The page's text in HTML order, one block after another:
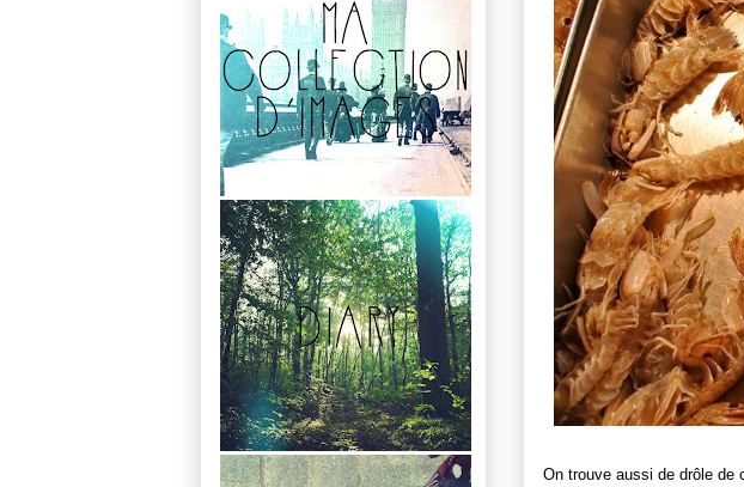
On trouve aussi de drôle de